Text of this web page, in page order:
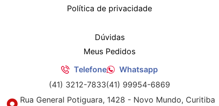
Política de privacidade
Dúvidas
Meus Pedidos
Telefone
Whatsapp
(41) 3212-7833(41) 99954-6869
Rua General Potiguara, 1428 - Novo Mundo, Curitiba